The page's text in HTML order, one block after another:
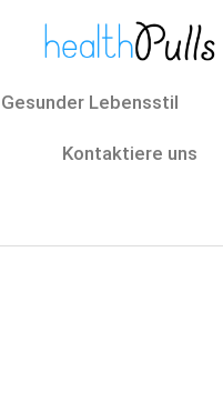
Gesunder Lebensstil
Kontaktiere uns